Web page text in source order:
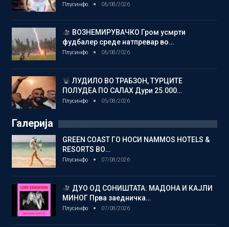
Плусинфо 06/08/2026
ВОЗНЕМИРУВАЧКО Гром усмрти
фудбалер среде натпревар во…
Плусинфо 06/08/2026
ЛУДИЛО ВО ТРАБЗОН, ТУРЦИТЕ
ПОЛУДЕА ПО САЛАХ Дури 25.000…
Плусинфо 05/08/2026
Галерија
GREEN COAST ГО НОСИ NAMMOS HOTELS &
RESORTS ВО…
Плусинфо 07/08/2026
ДУО ОД СОНИШТАТА: МАДОНА И КАЈЛИ
МИНОГ Прва заедничка…
Плусинфо 07/08/2026